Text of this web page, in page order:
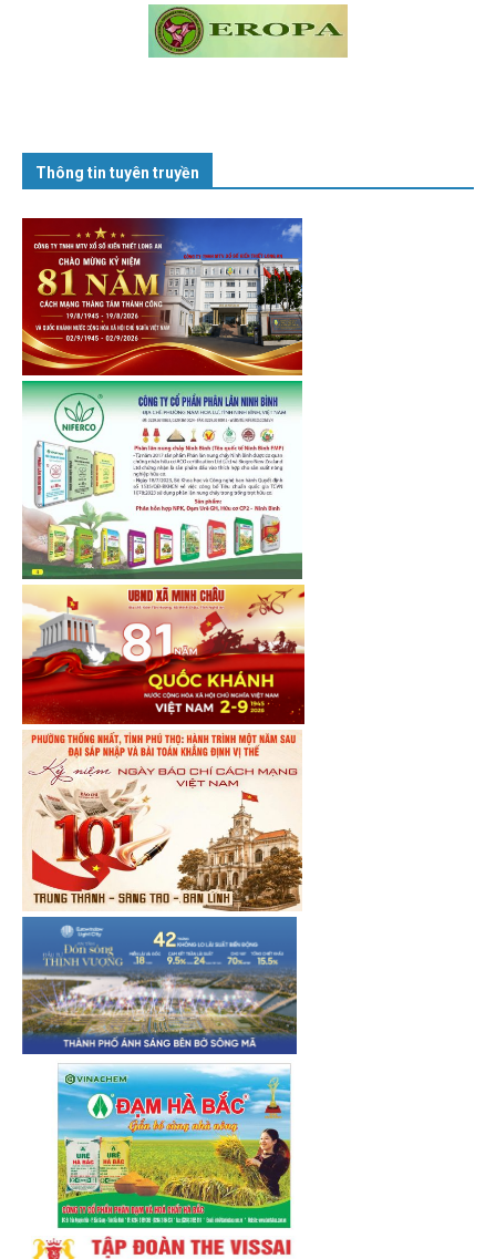
Thông tin tuyên truyền